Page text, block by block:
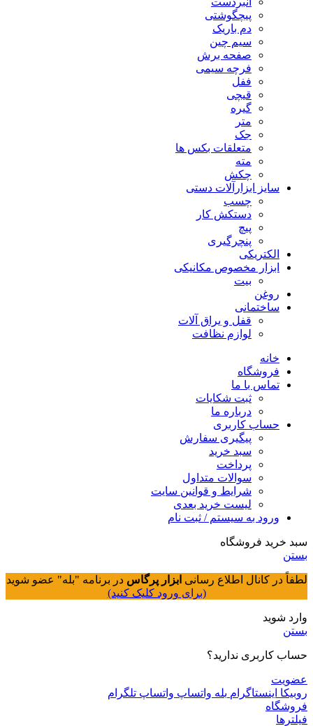
پیچگوشتی
دم باریک
سیم چین
صفحه برش
فرچه سیمی
ففل
قیچی
گیره
متر
جک
متعلقات بکس ها
مته
چکش
سایز ابزارآلات دستی
چسب
دستکش کار
پیچ
پنچرگیری
الکتریکی
ابزار مخصوص مکانیکی
بیت
روغن
ساختمانی
قفل و یراق آلات
لوازم نظافت
خانه
فروشگاه
تماس با ما
ثبت شکایات
درباره ما
حساب کاربری
پیگیری سفارش
سبد خرید
پرداخت
سوالات متداول
شرایط و قوانین سایت
لیست خرید بعدی
ورود به سیستم / ثبت نام
سبد خرید فروشگاه
بستن
لطفاً در کانال اطلاع رسانی ابزار پرگاس در برنامه "بله" عضو شوید
(برای ورود کلیک کنید)
وارد شوید
بستن
حساب کاربری ندارید؟
عضویت
روبیکا اینستاگرام بله واتساپ واتساپ تلگرام
فروشگاه
فیلترها